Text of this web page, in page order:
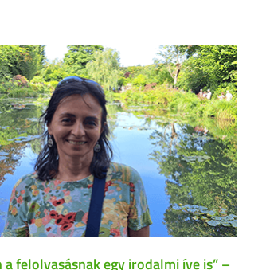
a felolvasásnak egy irodalmi íve is” –